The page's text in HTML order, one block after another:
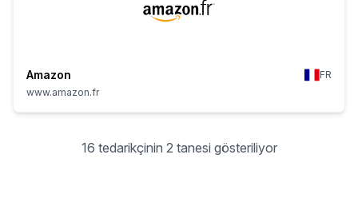
Amazon
FR
www.amazon.fr
16 tedarikçinin 2 tanesi gösteriliyor